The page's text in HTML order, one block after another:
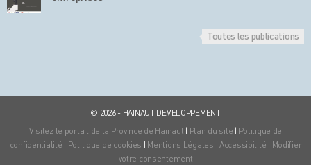
Toutes les publications
© 2026 - HAINAUT DEVELOPPEMENT
Visitez le portail de la Province de Hainaut | Plan du site | Politique de
confidentialité | Politique de cookies | Mentions Légales | Accessibilité | Modifier
votre consentement